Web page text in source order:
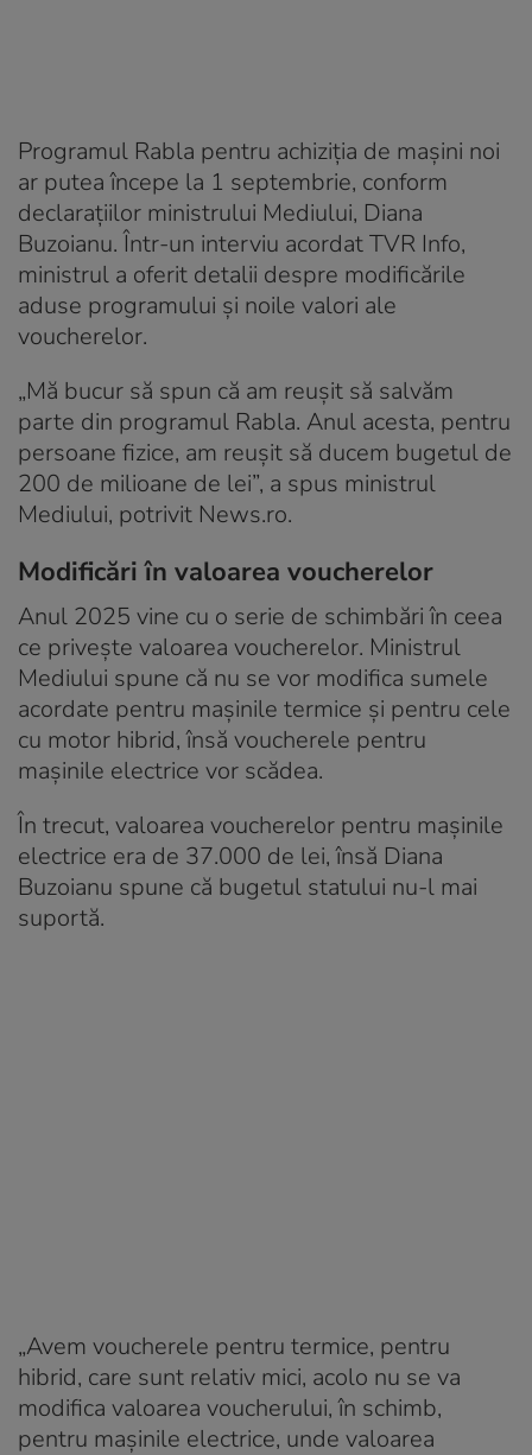
Programul Rabla pentru achiziția de mașini noi
ar putea începe la 1 septembrie, conform
declarațiilor ministrului Mediului, Diana
Buzoianu. Într-un interviu acordat TVR Info,
ministrul a oferit detalii despre modificările
aduse programului și noile valori ale
voucherelor.
„Mă bucur să spun că am reuşit să salvăm
parte din programul Rabla. Anul acesta, pentru
persoane fizice, am reuşit să ducem bugetul de
200 de milioane de lei”, a spus ministrul
Mediului, potrivit News.ro.
Modificări în valoarea voucherelor
Anul 2025 vine cu o serie de schimbări în ceea
ce privește valoarea voucherelor. Ministrul
Mediului spune că nu se vor modifica sumele
acordate pentru mașinile termice și pentru cele
cu motor hibrid, însă voucherele pentru
mașinile electrice vor scădea.
În trecut, valoarea voucherelor pentru mașinile
electrice era de 37.000 de lei, însă Diana
Buzoianu spune că bugetul statului nu-l mai
suportă.
„Avem voucherele pentru termice, pentru
hibrid, care sunt relativ mici, acolo nu se va
modifica valoarea voucherului, în schimb,
pentru maşinile electrice, unde valoarea